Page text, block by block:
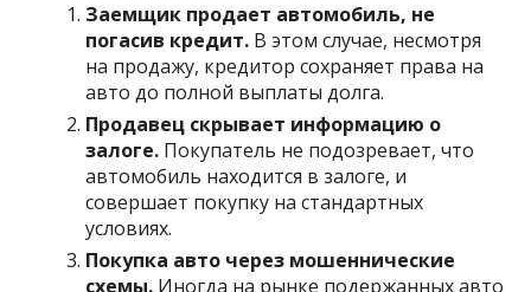
Заемщик продает автомобиль, не
погасив кредит. В этом случае, несмотря
на продажу, кредитор сохраняет права на
авто до полной выплаты долга.
Продавец скрывает информацию о
залоге. Покупатель не подозревает, что
автомобиль находится в залоге, и
совершает покупку на стандартных
условиях.
Покупка авто через мошеннические
схемы. Иногда на рынке подержанных авто